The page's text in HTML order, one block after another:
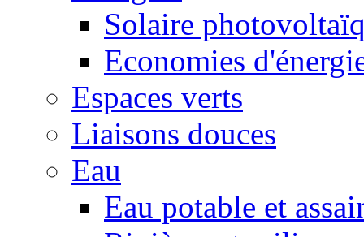
Solaire
Economies
Espaces verts
Liaisons douces
Eau
Eau potable et